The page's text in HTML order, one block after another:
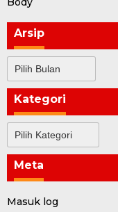
Arsip
Kategori
Meta
Masuk log